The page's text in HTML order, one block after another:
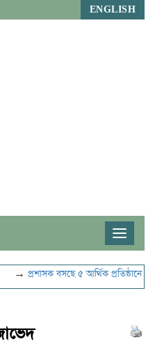
ENGLISH
Toggle
→প্রশাসক বসছে ৫ আর্থিক প্রতিষ্ঠানে→